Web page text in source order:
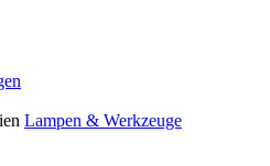
Lampen & Werkzeuge